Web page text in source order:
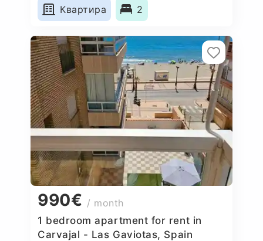
Квартира
2
990€ / month
1 bedroom apartment for rent in
Carvajal - Las Gaviotas, Spain